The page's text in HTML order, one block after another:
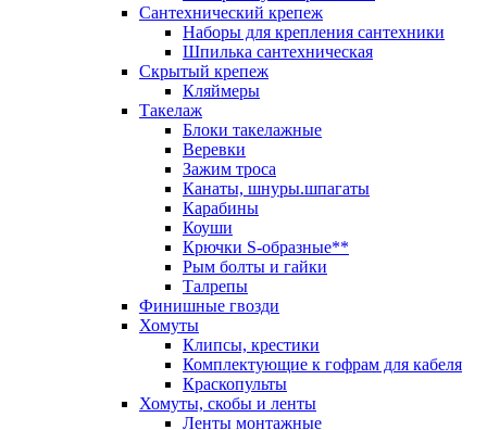
Сантехнический крепеж
Наборы для крепления сантехники
Шпилька сантехническая
Скрытый крепеж
Кляймеры
Такелаж
Блоки такелажные
Веревки
Зажим троса
Канаты, шнуры.шпагаты
Карабины
Коуши
Крючки S-образные**
Рым болты и гайки
Талрепы
Финишные гвозди
Хомуты
Клипсы, крестики
Комплектующие к гофрам для кабеля
Краскопульты
Хомуты, скобы и ленты
Ленты монтажные